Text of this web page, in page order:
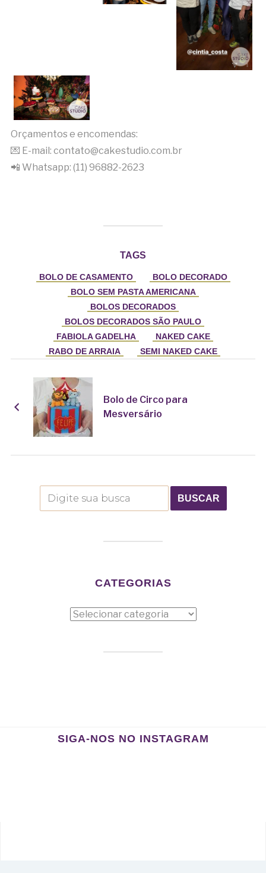
Orçamentos e encomendas:
💌 E-mail: contato@cakestudio.com.br
📲 Whatsapp: (11) 96882-2623
TAGS
BOLO DE CASAMENTO
BOLO DECORADO
BOLO SEM PASTA AMERICANA
BOLOS DECORADOS
BOLOS DECORADOS SÃO PAULO
FABIOLA GADELHA
NAKED CAKE
RABO DE ARRAIA
SEMI NAKED CAKE
Bolo de Circo para
Mesversário
CATEGORIAS
SIGA-NOS NO INSTAGRAM